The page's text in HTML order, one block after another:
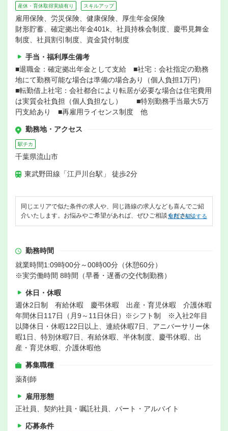
産休・育休取得実績有り スキルアップ
雇用保険、労災保険、健康保険、厚生年金保険
財形貯蓄、確定拠出年金401k、社員持株会制度、慶弔見舞金
制度、社員割引制度、資金貸付制度
手当・福利厚生備考
■退職金：確定拠出年金として支給 ■社宅：会社指定の勤務
地にて勤務可能な場合は準備の場合あり（個人負担1万円）
■転勤借上社宅：会社都合により転居が必要な場合は住宅費用
は実質会社負担（個人負担なし） ■特別勤務手当最大5万
円支給あり ■再雇用ライセンス制度 他
勤務地・アクセス
駅チカ
千葉県流山市
東武野田線「江戸川台駅」 徒歩2分
同じエリアで似た条件の求人や、同じ路線の求人なども喜んでご紹
介いたします。お悩みやご希望があれば、ぜひご相談ください。
無料で相談する
勤務時間
就業時間1:09時00分～00時00分（休憩60分）
※実労働時間 8時間（早番・遅番の交代制勤務）
休日・休暇
週休2日制 有給休暇 慶弔休暇 出産・育児休暇 介護休暇
年間休日117日（月9～11日休日）※シフト制 ※入社2年目
以降休日・休暇122日以上、連続休暇7日、アニバーサリー休
暇1日、特別休暇7日、有給休暇、半休制度、慶弔休暇、出
産・育児休暇、介護休暇他
募集職種
薬剤師
雇用形態
正社員、契約社員・嘱託社員、パート・アルバイト
応募条件